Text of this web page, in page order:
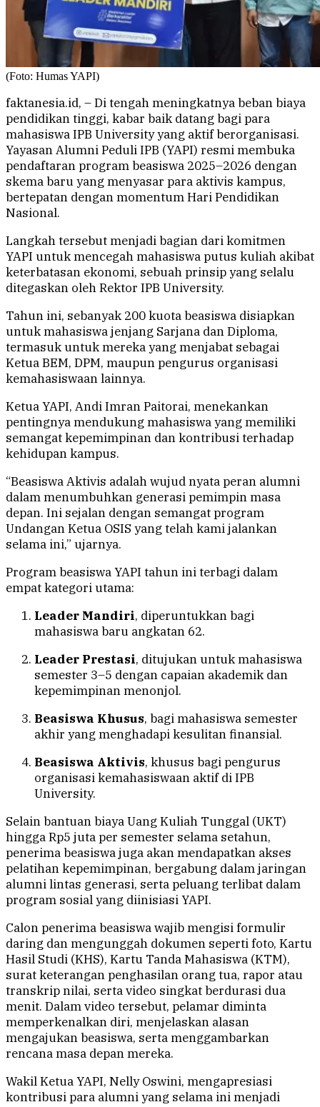
(Foto: Humas YAPI)
faktanesia.id, – Di tengah meningkatnya beban biaya
pendidikan tinggi, kabar baik datang bagi para
mahasiswa IPB University yang aktif berorganisasi.
Yayasan Alumni Peduli IPB (YAPI) resmi membuka
pendaftaran program beasiswa 2025–2026 dengan
skema baru yang menyasar para aktivis kampus,
bertepatan dengan momentum Hari Pendidikan
Nasional.
Langkah tersebut menjadi bagian dari komitmen
YAPI untuk mencegah mahasiswa putus kuliah akibat
keterbatasan ekonomi, sebuah prinsip yang selalu
ditegaskan oleh Rektor IPB University.
Tahun ini, sebanyak 200 kuota beasiswa disiapkan
untuk mahasiswa jenjang Sarjana dan Diploma,
termasuk untuk mereka yang menjabat sebagai
Ketua BEM, DPM, maupun pengurus organisasi
kemahasiswaan lainnya.
Ketua YAPI, Andi Imran Paitorai, menekankan
pentingnya mendukung mahasiswa yang memiliki
semangat kepemimpinan dan kontribusi terhadap
kehidupan kampus.
“Beasiswa Aktivis adalah wujud nyata peran alumni
dalam menumbuhkan generasi pemimpin masa
depan. Ini sejalan dengan semangat program
Undangan Ketua OSIS yang telah kami jalankan
selama ini,” ujarnya.
Program beasiswa YAPI tahun ini terbagi dalam
empat kategori utama:
Leader Mandiri, diperuntukkan bagi
mahasiswa baru angkatan 62.
Leader Prestasi, ditujukan untuk mahasiswa
semester 3–5 dengan capaian akademik dan
kepemimpinan menonjol.
Beasiswa Khusus, bagi mahasiswa semester
akhir yang menghadapi kesulitan finansial.
Beasiswa Aktivis, khusus bagi pengurus
organisasi kemahasiswaan aktif di IPB
University.
Selain bantuan biaya Uang Kuliah Tunggal (UKT)
hingga Rp5 juta per semester selama setahun,
penerima beasiswa juga akan mendapatkan akses
pelatihan kepemimpinan, bergabung dalam jaringan
alumni lintas generasi, serta peluang terlibat dalam
program sosial yang diinisiasi YAPI.
Calon penerima beasiswa wajib mengisi formulir
daring dan mengunggah dokumen seperti foto, Kartu
Hasil Studi (KHS), Kartu Tanda Mahasiswa (KTM),
surat keterangan penghasilan orang tua, rapor atau
transkrip nilai, serta video singkat berdurasi dua
menit. Dalam video tersebut, pelamar diminta
memperkenalkan diri, menjelaskan alasan
mengajukan beasiswa, serta menggambarkan
rencana masa depan mereka.
Wakil Ketua YAPI, Nelly Oswini, mengapresiasi
kontribusi para alumni yang selama ini menjadi